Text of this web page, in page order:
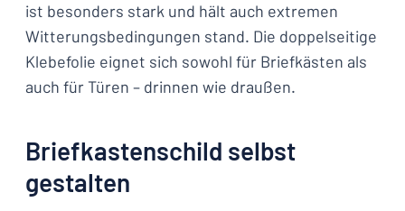
ist besonders stark und hält auch extremen
Witterungsbedingungen stand. Die doppelseitige
Klebefolie eignet sich sowohl für Briefkästen als
auch für Türen – drinnen wie draußen.
Briefkastenschild selbst
gestalten